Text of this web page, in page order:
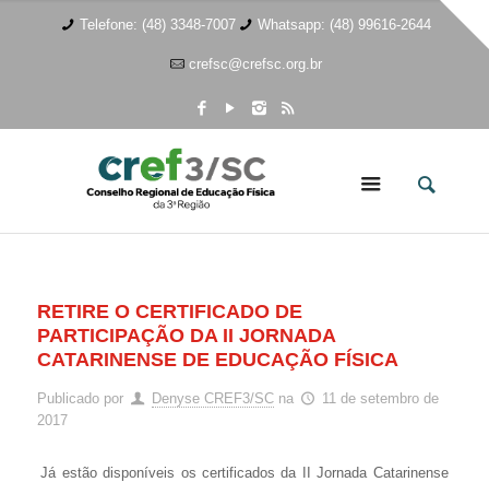
Telefone: (48) 3348-7007 Whatsapp: (48) 99616-2644
crefsc@crefsc.org.br
RETIRE O CERTIFICADO DE
PARTICIPAÇÃO DA II JORNADA
CATARINENSE DE EDUCAÇÃO FÍSICA
Publicado por Denyse CREF3/SC na
11 de setembro de
2017
Já estão disponíveis os certificados da II Jornada Catarinense